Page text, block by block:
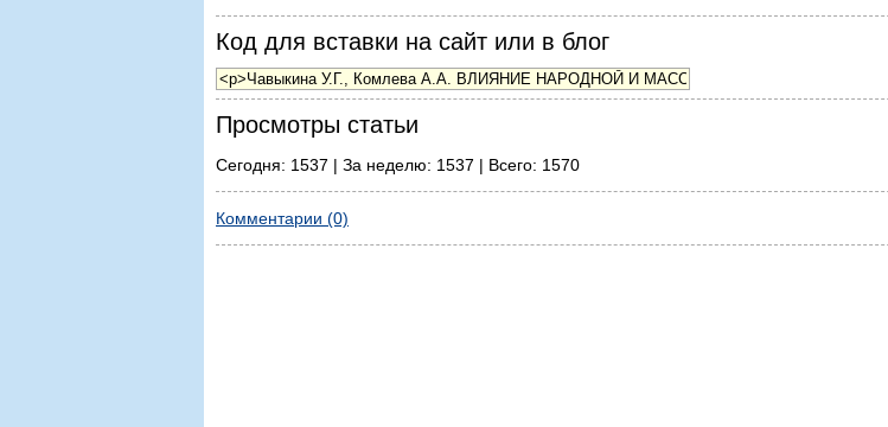
Код для вставки на сайт или в блог
Просмотры статьи
Сегодня: 1537 | За неделю: 1537 | Всего: 1570
Комментарии (0)